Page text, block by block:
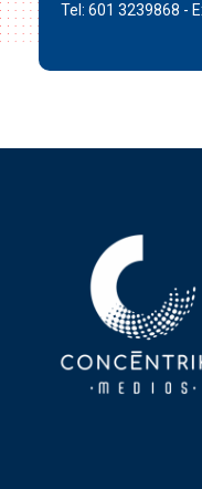
Tel: 601 3239868 -